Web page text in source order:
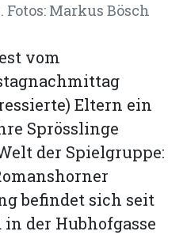
Markus Bösch
vom
Eltern ein
Sprösslinge
der Spielgruppe:
befindet sich seit
der Hubhofgasse